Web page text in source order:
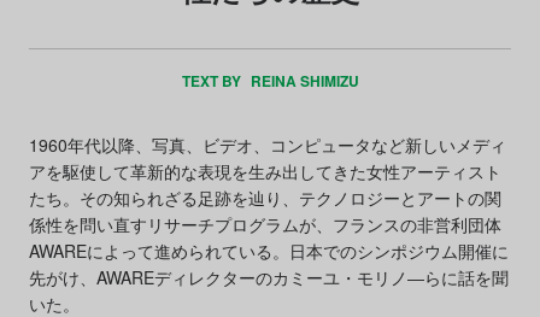
TEXT BY REINA SHIMIZU
1960年代以降、写真、ビデオ、コンピュータなど新しいメディ
アを駆使して革新的な表現を生み出してきた女性アーティスト
たち。その知られざる足跡を辿り、テクノロジーとアートの関
係性を問い直すリサーチプログラムが、フランスの非営利団体
AWAREによって進められている。日本でのシンポジウム開催に
先がけ、AWAREディレクターのカミーユ・モリノ―らに話を聞
いた。